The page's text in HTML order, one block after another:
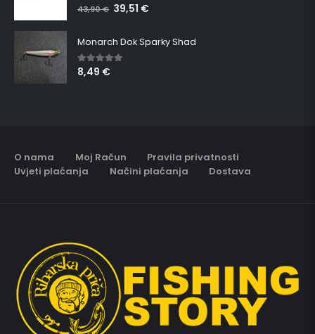
5.00 out of 5
43,90€ 39,51 €
Monarch Dok Sparky Shad
5.00 out of 5
8,49 €
O nama Moj Račun
Pravila privatnosti
Uvjeti plaćanja
Načini plaćanja Dostava